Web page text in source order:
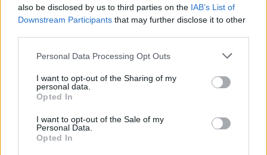
also be disclosed by us to third parties on the IAB’s List of
Downstream Participants that may further disclose it to other
Please note that this website/app uses one or more Google
not limited to your visit or usage behaviour. You may click to
grant or deny consent to Google and its third-party tags to
use your data for below specified purposes in below Google
consent section.
Personal Data Processing Opt Outs
I want to opt-out of the Sharing of my
personal data.
Opted In
I want to opt-out of the Sale of my
Personal Data.
Opted In
FELIRATKOZÁS
másodfokúra csökken a riasztás